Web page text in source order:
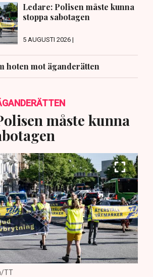
Ledare: Polisen måste kunna
stoppa sabotagen
5 AUGUSTI 2026 |
hoten mot äganderätten
måste kunna
TT